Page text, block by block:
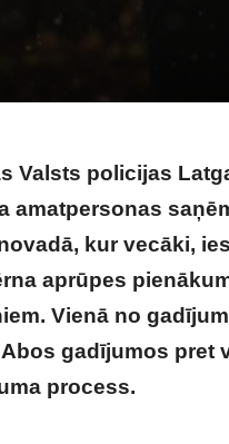
Valsts policijas
amatpersonas
kur vecāki,
aprūpes
Vienā no
gadījumos pret
process.